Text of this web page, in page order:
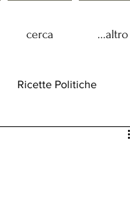
cerca ...altro
Ricette Politiche